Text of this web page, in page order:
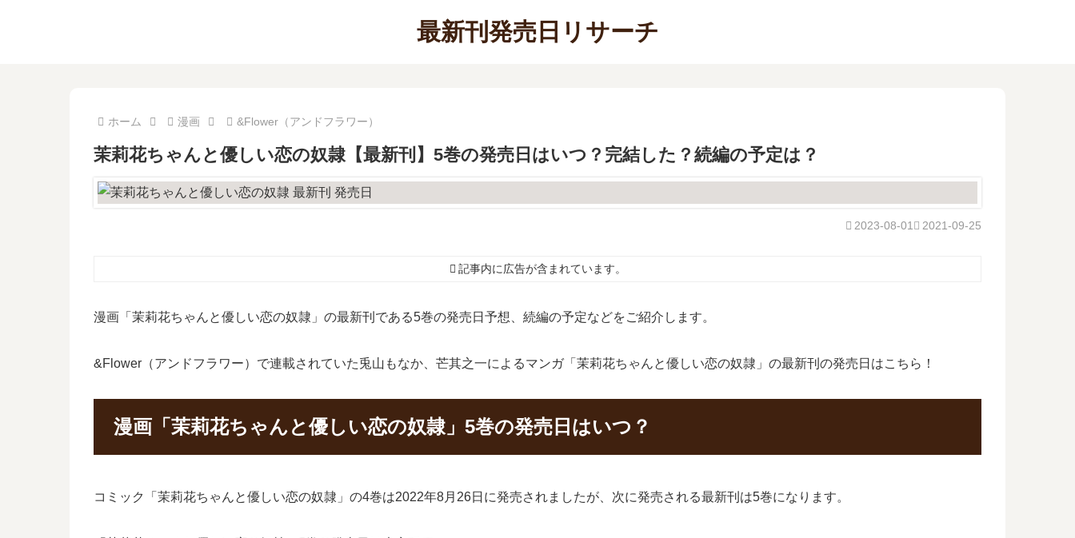
最新刊発売日リサーチ
ホーム 漫画 &Flower（アンドフラワー）
茉莉花ちゃんと優しい恋の奴隷【最新刊】5巻の発売日はいつ？完結した？続編の予定は？
2021-09-25
2023-08-01
記事内に広告が含まれています。
漫画「茉莉花ちゃんと優しい恋の奴隷」の最新刊である5巻の発売日予想、続編の予定などをご紹介します。
&Flower（アンドフラワー）で連載されていた兎山もなか、芒其之一によるマンガ「茉莉花ちゃんと優しい恋の奴隷」の最新刊の発売日はこちら！
漫画「茉莉花ちゃんと優しい恋の奴隷」5巻の発売日はいつ？
コミック「茉莉花ちゃんと優しい恋の奴隷」の4巻は2022年8月26日に発売されましたが、次に発売される最新刊は5巻になります。